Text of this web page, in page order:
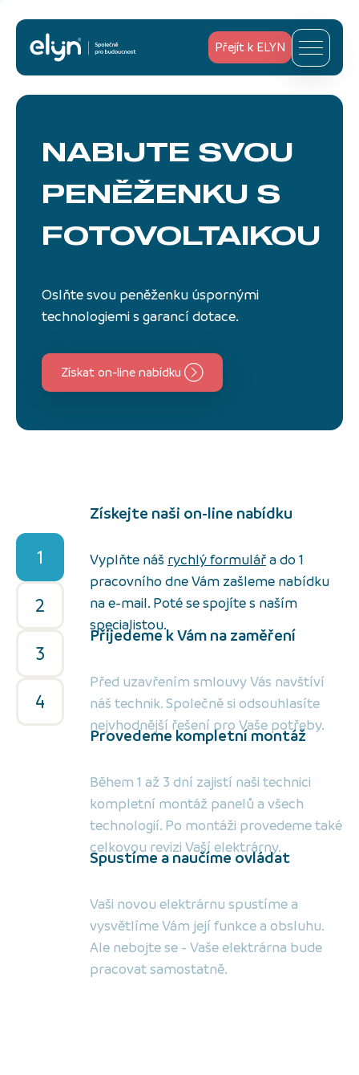
Přejít k ELYN
NABIJTE SVOU
PENĚŽENKU S
FOTOVOLTAIKOU
Oslňte svou peněženku úspornými
technologiemi s garancí dotace.
Získat on-line nabídku
1
2
3
4
Získejte naši on-line nabídku
Vyplňte náš rychlý formulářa do 1
pracovního dne Vám zašleme nabídku
na e-mail. Poté se spojíte s naším
specialistou.
Přijedeme k Vám na zaměření
Před uzavřením smlouvy Vás navštíví
náš technik. Společně si odsouhlasíte
nejvhodnější řešení pro Vaše potřeby.
Provedeme kompletní montáž
Během 1 až 3 dní zajistí naši technici
kompletní montáž panelů a všech
technologií. Po montáži provedeme také
celkovou revizi Vaší elektrárny.
Spustíme a naučíme ovládat
Vaši novou elektrárnu spustíme a
vysvětlíme Vám její funkce a obsluhu.
Ale nebojte se - Vaše elektrárna bude
pracovat samostatně.